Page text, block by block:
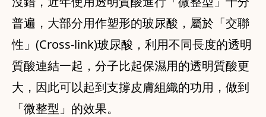
普遍，大部分用作塑形的玻尿酸，屬於「交聯
性」(Cross-link)玻尿酸，利用不同長度的透明
質酸連結一起，分子比起保濕用的透明質酸更
大，因此可以起到支撐皮膚組織的功用，做到
「微整型」的效果。